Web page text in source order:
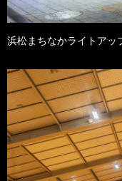
浜松まちなかライトアッ